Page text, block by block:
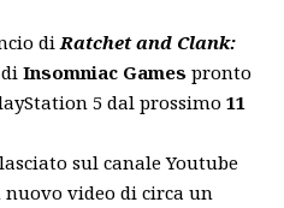
diRatchet and Clank:
Insomniac Games pronto
5 dal prossimo 11
sul canale Youtube
video di circa un